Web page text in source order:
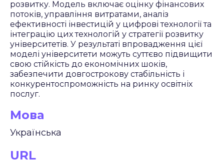
розвитку. Модель включає оцінку фінансових
потоків, управління витратами, аналіз
ефективності інвестицій у цифрові технології та
інтеграцію цих технологій у стратегії розвитку
університетів. У результаті впровадження цієї
моделі університети можуть суттєво підвищити
свою стійкість до економічних шоків,
забезпечити довгострокову стабільність і
конкурентоспроможність на ринку освітніх
послуг.
Мова
Українська
URL